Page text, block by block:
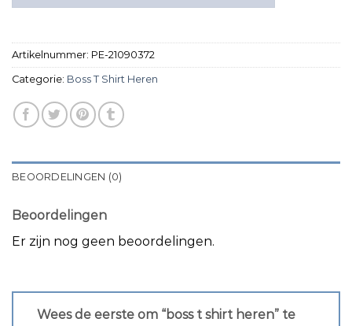
Artikelnummer: PE-21090372
Categorie: Boss T Shirt Heren
BEOORDELINGEN (0)
Beoordelingen
Er zijn nog geen beoordelingen.
Wees de eerste om “boss t shirt heren” te